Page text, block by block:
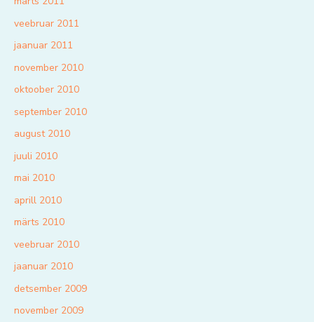
veebruar 2011
jaanuar 2011
november 2010
oktoober 2010
september 2010
august 2010
juuli 2010
mai 2010
aprill 2010
märts 2010
veebruar 2010
jaanuar 2010
detsember 2009
november 2009